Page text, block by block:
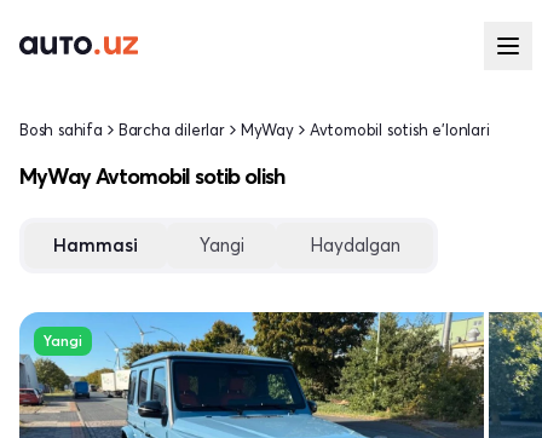
Bosh sahifa Barcha dilerlar MyWay Avtomobil sotish e'lonlari
MyWay Avtomobil sotib olish
Hammasi Yangi Haydalgan
Yangi